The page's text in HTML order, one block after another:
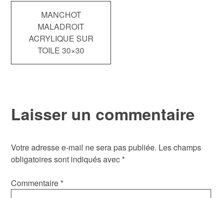
Navigation
de
MANCHOT
MALADROIT
ACRYLIQUE SUR
TOILE 30×30
Laisser un commentaire
Votre adresse e-mail ne sera pas publiée. Les champs
obligatoires sont indiqués avec *
Commentaire *